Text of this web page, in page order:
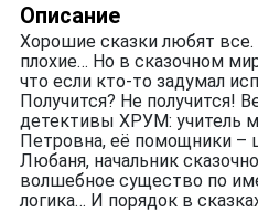
Описание
Хорошие сказки любят
плохие… Но в сказочном
что если кто-то задумал
Получится? Не получится!
детективы ХРУМ: учитель
Петровна, её помощники –
Любаня, начальник
волшебное существо по
логика… И порядок в